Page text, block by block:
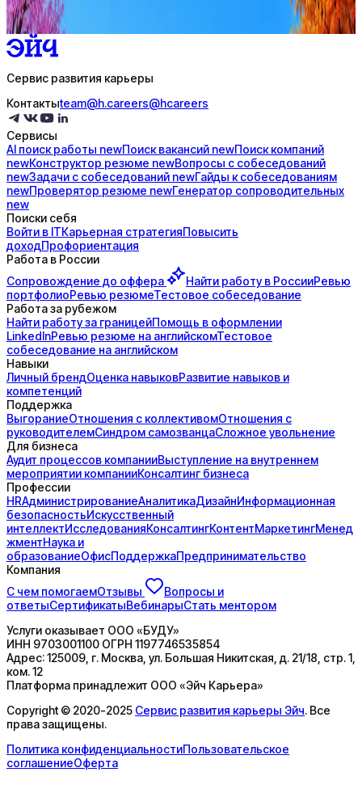
Сервис развития карьеры
Контактыteam@h.careers@hcareers
Сервисы
AI поискработы newПоисквакансий newПоисккомпаний
newКонструктор резюме newВопросы с собеседований
newЗадачи с собеседований newГайды ксобеседованиям
newПроверятор резюме newГенератор сопроводительных
new
Поиски себя
Войти в ITКарьерная стратегияПовысить
доходПрофориентация
Работа в России
Сопровождение до оффера Найти работу в РоссииРевью
портфолиоРевью резюмеТестовое собеседование
Работа за рубежом
Найти работу за границейПомощь в оформлении
LinkedInРевью резюме на английскомТестовое
собеседование на английском
Навыки
Личный брендОценка навыковРазвитие навыков и
компетенций
Поддержка
ВыгораниеОтношения с коллективомОтношения с
руководителемСиндром самозванцаСложное увольнение
Для бизнеса
Аудит процессов компанииВыступление на внутреннем
мероприятии компанииКонсалтинг бизнеса
Профессии
HRАдминистрированиеАналитикаДизайнИнформационная
безопасностьИскусственный
интеллектИсследованияКонсалтингКонтентМаркетингМенед
жментНаука и
образованиеОфисПоддержкаПредпринимательство
Компания
С чем помогаемОтзывы
Вопросы и
ответыСертификатыВебинарыСтать ментором
Услуги оказывает ООО «БУДУ»
ИНН 9703001100 ОГРН 1197746535854
Адрес:125009, г. Москва, ул. Большая Никитская, д. 21/18, стр. 1,
ком. 12
Платформа принадлежит ООО «Эйч Карьера»
Copyright © 2020-2025 Сервис развития карьеры Эйч. Все
права защищены.
Политика конфиденциальностиПользовательское
соглашениеОферта